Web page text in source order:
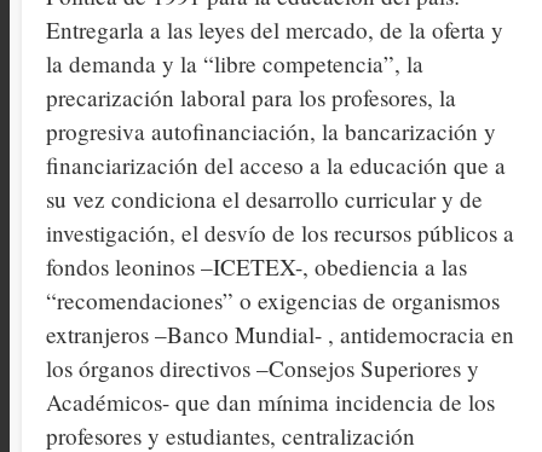
Entregarla a las leyes del mercado, de la oferta y
la demanda y la “libre competencia”, la
precarización laboral para los profesores, la
progresiva autofinanciación, la bancarización y
financiarización del acceso a la educación que a
su vez condiciona el desarrollo curricular y de
investigación, el desvío de los recursos públicos a
fondos leoninos –ICETEX-, obediencia a las
“recomendaciones” o exigencias de organismos
extranjeros –Banco Mundial- , antidemocracia en
los órganos directivos –Consejos Superiores y
Académicos- que dan mínima incidencia de los
profesores y estudiantes, centralización